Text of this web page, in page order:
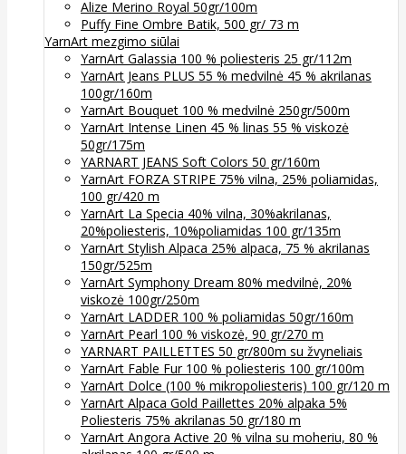
Alize Merino Royal 50gr/100m
Puffy Fine Ombre Batik, 500 gr/ 73 m
YarnArt mezgimo siūlai
YarnArt Galassia 100 % poliesteris 25 gr/112m
YarnArt Jeans PLUS 55 % medvilnė 45 % akrilanas
100gr/160m
YarnArt Bouquet 100 % medvilnė 250gr/500m
YarnArt Intense Linen 45 % linas 55 % viskozė
50gr/175m
YARNART JEANS Soft Colors 50 gr/160m
YarnArt FORZA STRIPE 75% vilna, 25% poliamidas,
100 gr/420 m
YarnArt La Specia 40% vilna, 30%akrilanas,
20%poliesteris, 10%poliamidas 100 gr/135m
YarnArt Stylish Alpaca 25% alpaca, 75 % akrilanas
150gr/525m
YarnArt Symphony Dream 80% medvilnė, 20%
viskozė 100gr/250m
YarnArt LADDER 100 % poliamidas 50gr/160m
YarnArt Pearl 100 % viskozė, 90 gr/270 m
YARNART PAILLETTES 50 gr/800m su žvyneliais
YarnArt Fable Fur 100 % poliesteris 100 gr/100m
YarnArt Dolce (100 % mikropoliesteris) 100 gr/120 m
YarnArt Alpaca Gold Paillettes 20% alpaka 5%
Poliesteris 75% akrilanas 50 gr/180 m
YarnArt Angora Active 20 % vilna su moheriu, 80 %